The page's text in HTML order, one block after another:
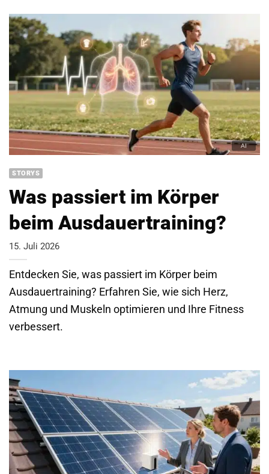
STORYS
Was passiert im Körper
beim Ausdauertraining?
15. Juli 2026
Entdecken Sie, was passiert im Körper beim
Ausdauertraining? Erfahren Sie, wie sich Herz,
Atmung und Muskeln optimieren und Ihre Fitness
verbessert.